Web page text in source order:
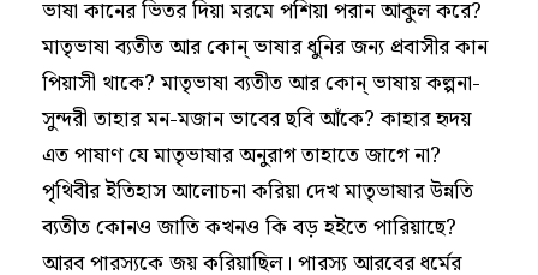
ভাষা কানের ভিতর দিয়া মরমে পশিয়া পরান আকুল করে?
মাতৃভাষা ব্যতীত আর কোন্ ভাষার ধুনির জন্য প্রবাসীর কান
পিয়াসী থাকে? মাতৃভাষা ব্যতীত আর কোন্ ভাষায় কল্পনা-
সুন্দরী তাহার মন-মজান ভাবের ছবি আঁকে? কাহার হৃদয়
এত পাষাণ যে মাতৃভাষার অনুরাগ তাহাতে জাগে না?
পৃথিবীর ইতিহাস আলোচনা করিয়া দেখ মাতৃভাষার উন্নতি
ব্যতীত কোনও জাতি কখনও কি বড় হইতে পারিয়াছে?
আরব পারস্যকে জয় করিয়াছিল। পারস্য আরবের ধর্মের